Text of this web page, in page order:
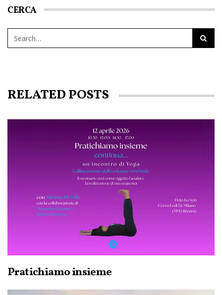
CERCA
RELATED POSTS
Pratichiamo insieme